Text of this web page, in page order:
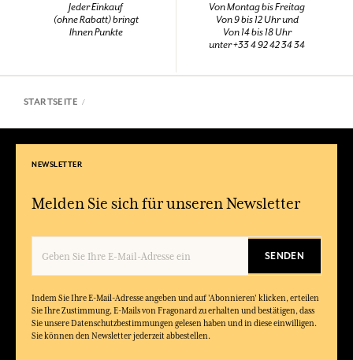
Jeder Einkauf
(ohne Rabatt) bringt
Ihnen Punkte
Von Montag bis Freitag
Von 9 bis 12 Uhr und
Von 14 bis 18 Uhr
unter +33 4 92 42 34 34
STARTSEITE
NEWSLETTER
Melden Sie sich für unseren Newsletter
SENDEN
Indem Sie Ihre E-Mail-Adresse angeben und auf 'Abonnieren' klicken, erteilen
Sie Ihre Zustimmung, E-Mails von Fragonard zu erhalten und bestätigen, dass
Sie unsere Datenschutzbestimmungen gelesen haben und in diese einwilligen.
Sie können den Newsletter jederzeit abbestellen.